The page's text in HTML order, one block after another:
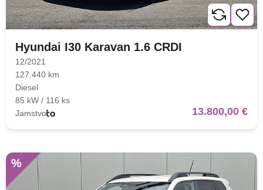
Hyundai I30 Karavan 1.6 CRDI
12/2021
127.440 km
Diesel
85 kW / 116 ks
Jamstvo
13.800,00 €
%